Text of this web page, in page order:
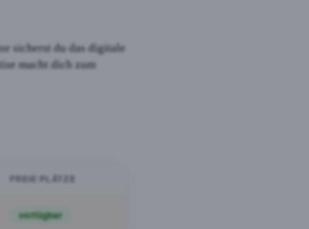
sicherst du das digitale
macht dich zum
FREIE PLÄTZE
verfügbar